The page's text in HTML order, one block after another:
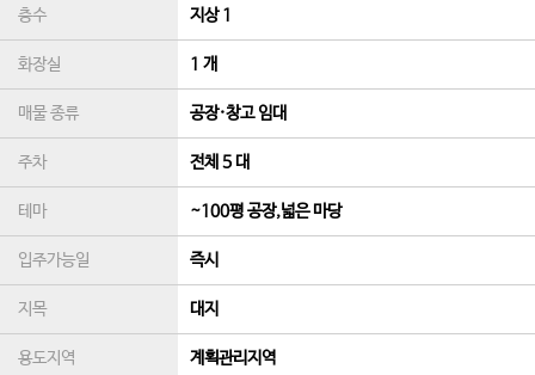
층수 지상 1
화장실 1 개
매물 종류 공장·창고 임대
주차 전체 5 대
테마 ~100평 공장,넓은 마당
입주가능일 즉시
지목 대지
용도지역 계획관리지역